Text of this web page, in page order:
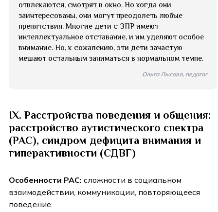
отвлекаются, смотрят в окно. Но когда они
заинтересованы, они могут преодолеть любые
препятствия. Многие дети с ЗПР имеют
интеллектуальное отставание, и им уделяют особое
внимание. Но, к сожалению, эти дети зачастую
мешают остальным заниматься в нормальном темпе.
Ольга Лысова, педагог
IX. Расстройства поведения и общения:
расстройство аутистического спектра
(РАС), синдром дефицита внимания и
гиперактивности (СДВГ)
Особенности РАС: сложности в социальном
взаимодействии, коммуникации, повторяющееся
поведение.